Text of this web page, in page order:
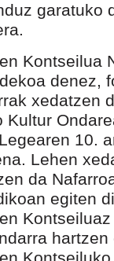
garatuko
Kontseilua
denez,
xedatzen
Kultur
10.
Lehen
da
egiten
hartzen